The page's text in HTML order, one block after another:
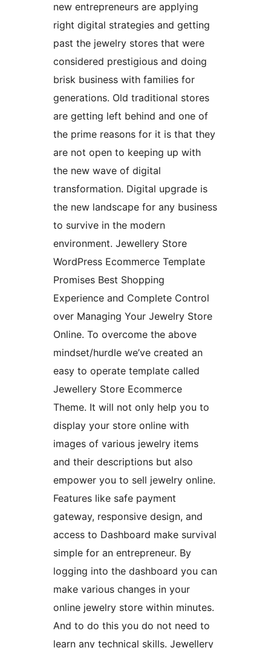
new entrepreneurs are applying
right digital strategies and getting
past the jewelry stores that were
considered prestigious and doing
brisk business with families for
generations. Old traditional stores
are getting left behind and one of
the prime reasons for it is that they
are not open to keeping up with
the new wave of digital
transformation. Digital upgrade is
the new landscape for any business
to survive in the modern
environment. Jewellery Store
WordPress Ecommerce Template
Promises Best Shopping
Experience and Complete Control
over Managing Your Jewelry Store
Online. To overcome the above
mindset/hurdle we’ve created an
easy to operate template called
Jewellery Store Ecommerce
Theme. It will not only help you to
display your store online with
images of various jewelry items
and their descriptions but also
empower you to sell jewelry online.
Features like safe payment
gateway, responsive design, and
access to Dashboard make survival
simple for an entrepreneur. By
logging into the dashboard you can
make various changes in your
online jewelry store within minutes.
And to do this you do not need to
learn any technical skills. Jewellery